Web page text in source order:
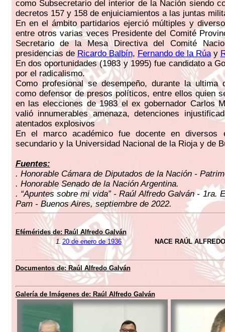
como Subsecretario del interior de la Nación siendo
decretos 157 y 158 de enjuiciamientos a las juntas
En en el ámbito partidarios ejerció múltiples y
entre otros varias veces Presidente del Comité
Secretario de la Mesa Directiva del Comité
presidencias de Ricardo Balbín, Fernando de la Rúay
En dos oportunidades (1983 y 1995) fue candidato a
por el radicalismo.
Como profesional se desempeño, durante la ultima
como defensor de presos políticos, entre ellos quien
en las elecciones de 1983 el ex gobernador Carlos
valió innumerables amenaza, detenciones
atentados explosivos
En el marco académico fue docente en diversos
secundario y la Universidad Nacional de la Rioja y de
Fuentes:
. Honorable Cámara de Diputados de la Nación -
. Honorable Senado de la Nación Argentina.
. “Apuntes sobre mi vida” - Raúl Alfredo Galván - 1ra.
Pam - Buenos Aires, septiembre de 2022.
Efémérides de: Raúl Alfredo Galván
1.20 de enero de 1936 NACE RAÚL
Documentos de: Raúl Alfredo Galván
Galería de Imágenes de: Raúl Alfredo Galván